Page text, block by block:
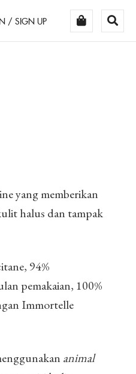
/ SIGN UP
yang memberikan
halus dan tampak
94%
pemakaian, 100%
Immortelle
animal